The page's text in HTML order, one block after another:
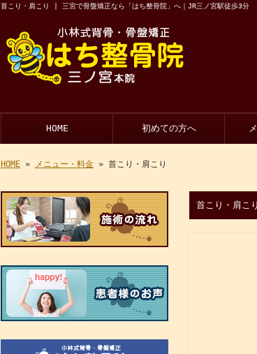
首こり・肩こり | 三宮で骨盤矯正なら「はち整骨院」へ｜JR三ノ宮駅徒歩3分
HOME 初めての方へ
HOME » メニュー・料金 » 首こり・肩こり
首こり・肩こり